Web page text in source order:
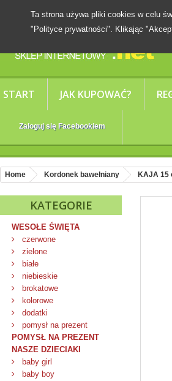
START JAK KUPOWAĆ?
Zaloguj się Facebookiem
Ta strona używa pliki cookies w celu
"Polityce prywatności". Klikając
Home Kordonek bawełniany KAJA 15
KATEGORIE
WESOŁE ŚWIĘTA
czerwone
zielone
białe
niebieskie
brokatowe
kolorowe
dodatki
pomysł na prezent
POMYSŁ NA PREZENT
NASZE DZIECIAKI
baby girl
baby boy